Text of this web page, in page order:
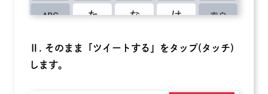
Ⅱ. そのまま「ツイートする」をタップ(タッチ)
します。